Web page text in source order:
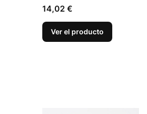
Precio
14,02 €
Ver el producto